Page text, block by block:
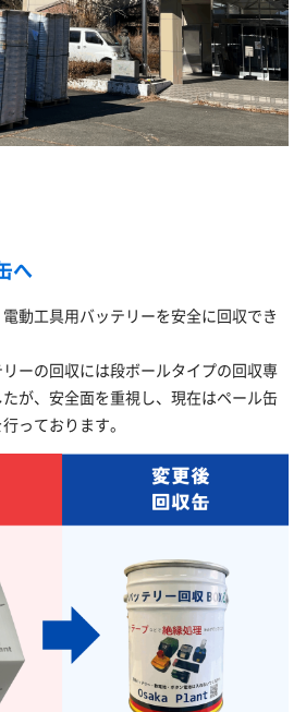
へ
動工具用バッテリーを安全に回収でき
ーの回収には段ボールタイプの回収専
が、安全面を重視し、現在はペール缶
っております。